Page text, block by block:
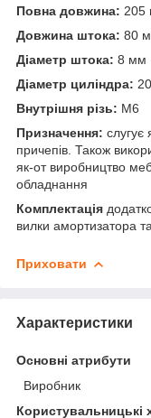
Повна довжина: 205
Довжина штока: 80
Діаметр штока: 8 мм
Діаметр циліндра:
Внутрішня різь: М6
Призначення: слугує
причепів. Також
як-от виробництво
обладнання
Комплектація
вилки амортизатора
Приховати
Характеристики
Основні атрибути
Виробник
Користувальницькі